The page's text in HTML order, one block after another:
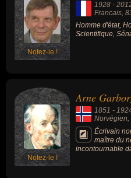
Notez-le !
1928 -
Francais,
Homme d'état,
Scientifique,
Notez-le !
Arne
1851 -
Norvégien
Écrivain
maître du
incontournable